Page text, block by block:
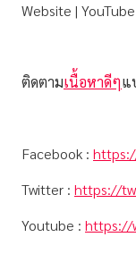
Website |
ติดตามเนื้อหาดีๆแ
Facebook :
Twitter : https://
Youtube : https://